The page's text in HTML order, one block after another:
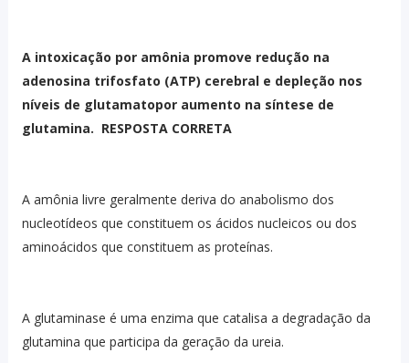
A intoxicação por amônia promove redução na
adenosina trifosfato (ATP) cerebral e depleção nos
níveis de glutamatopor aumento na síntese de
glutamina. RESPOSTA CORRETA
A amônia livre geralmente deriva do anabolismo dos
nucleotídeos que constituem os ácidos nucleicos ou dos
aminoácidos que constituem as proteínas.
A glutaminase é uma enzima que catalisa a degradação da
glutamina que participa da geração da ureia.